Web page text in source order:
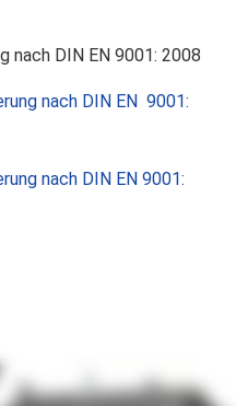
DIN EN 9001: 2008
nach DIN EN 9001:
nach DIN EN 9001: